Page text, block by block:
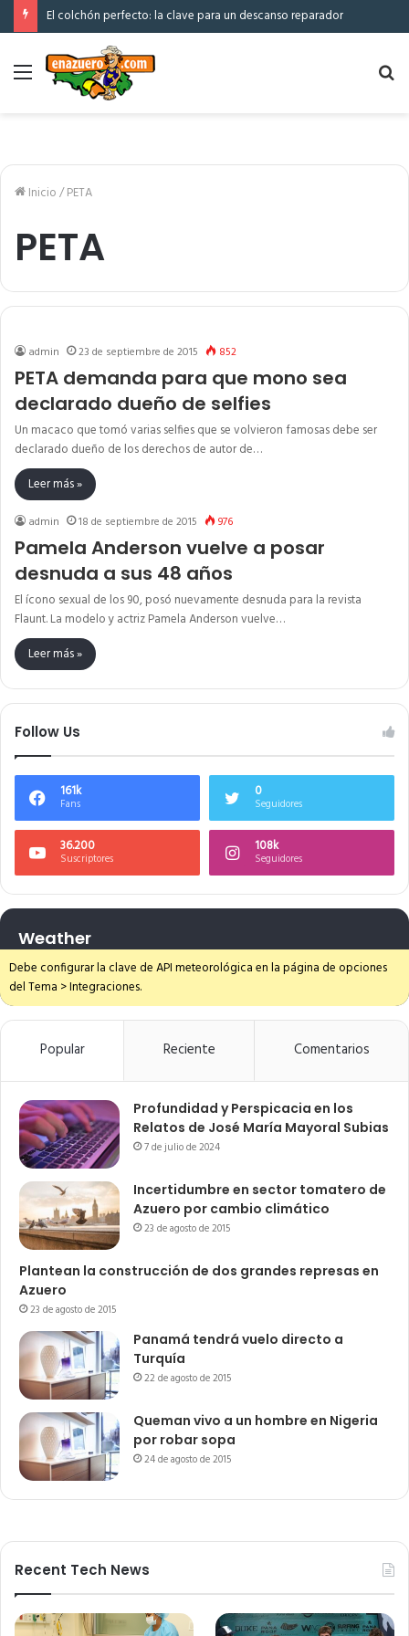
El colchón perfecto: la clave para un descanso reparador
Menú
Inicio/PETA
PETA
admin 23 de septiembre de 2015 852
PETA demanda para que mono sea
declarado dueño de selfies
Un macaco que tomó varias selfies que se volvieron famosas debe ser
declarado dueño de los derechos de autor de…
Leer más »
admin 18 de septiembre de 2015 976
Pamela Anderson vuelve a posar
desnuda a sus 48 años
El ícono sexual de los 90, posó nuevamente desnuda para la revista
Flaunt. La modelo y actriz Pamela Anderson vuelve…
Leer más »
Follow Us
161k
Fans
0
Seguidores
36.200
Suscriptores
108k
Seguidores
Weather
Debe configurar la clave de API meteorológica en la página de opciones
del Tema > Integraciones.
Popular Reciente Comentarios
Profundidad y Perspicacia en los
Relatos de José María Mayoral Subias
7 de julio de 2024
Incertidumbre en sector tomatero de
Azuero por cambio climático
23 de agosto de 2015
Plantean la construcción de dos grandes represas en
Azuero
23 de agosto de 2015
Panamá tendrá vuelo directo a
Turquía
22 de agosto de 2015
Queman vivo a un hombre en Nigeria
por robar sopa
24 de agosto de 2015
Recent Tech News